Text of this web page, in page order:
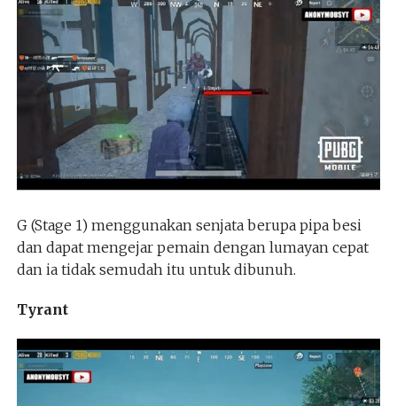
G (Stage 1) menggunakan senjata berupa pipa besi
dan dapat mengejar pemain dengan lumayan cepat
dan ia tidak semudah itu untuk dibunuh.
Tyrant